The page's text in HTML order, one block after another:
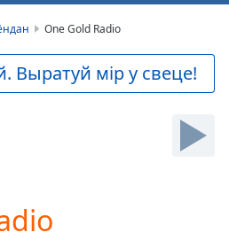
One Gold Radio
Выратуй мір у свеце!